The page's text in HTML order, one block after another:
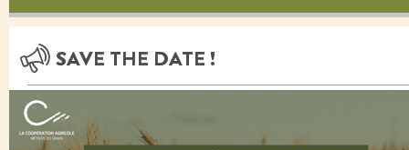
SAVE THE DATE !